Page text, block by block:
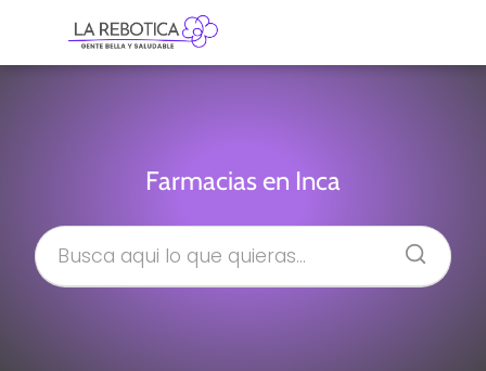
Farmacias en Inca